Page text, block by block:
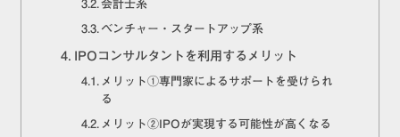
会計士系
ベンチャー・スタートアップ系
IPOコンサルタントを利用するメリット
メリット①専門家によるサポートを受けられ
る
メリット②IPOが実現する可能性が高くなる